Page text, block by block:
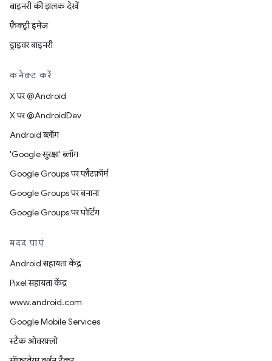
बाइनरी की झलक देखें
फ़ैक्ट्री इमेज
ड्राइवर बाइनरी
कनेक्ट करें
X पर @Android
X पर @AndroidDev
Android ब्लॉग
'Google सुरक्षा' ब्लॉग
Google Groups पर प्लैटफ़ॉर्म
Google Groups पर बनाना
Google Groups पर पोर्टिंग
मदद पाएं
Android सहायता केंद्र
Pixel सहायता केंद्र
www.android.com
Google Mobile Services
स्टैक ओवरफ़्लो